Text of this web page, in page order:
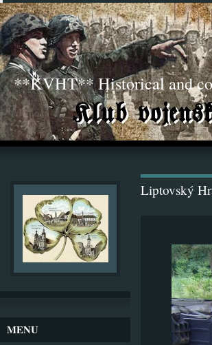
**KVHT** Historical and
Liptovský
MENU